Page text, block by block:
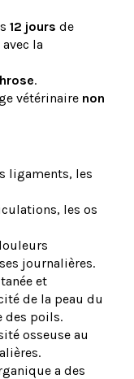
12 jours de
la
.
vétérinaire non
ligaments, les
les os
journalières.
et
de la peau du
des poils.
osseuse au
a des